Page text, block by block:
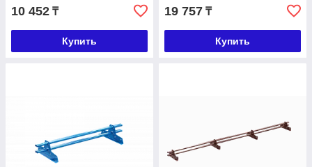
10 452 ₸
Купить
19 757 ₸
Купить